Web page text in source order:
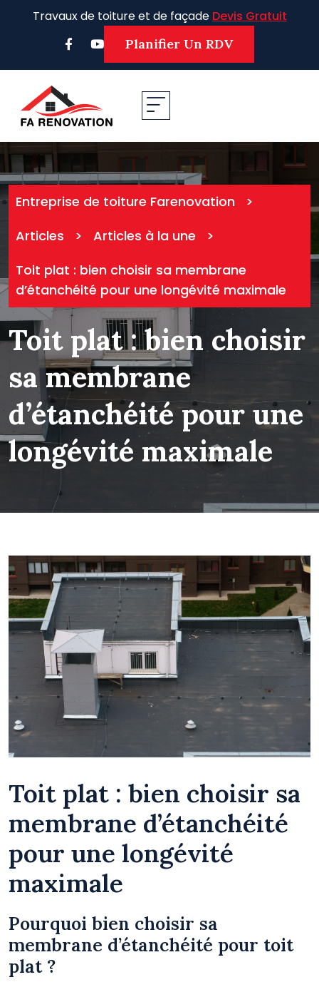
Travaux de toiture et de façade Devis Gratuit
Planifier Un RDV
Entreprise de toiture Farenovation
>
Articles
> Articles à la une
>
Toit plat : bien choisir sa membrane
d’étanchéité pour une longévité maximale
Toit plat : bien choisir
sa membrane
d’étanchéité pour une
longévité maximale
Toit plat : bien choisir sa
membrane d’étanchéité
pour une longévité
maximale
Pourquoi bien choisir sa
membrane d’étanchéité pour toit
plat ?